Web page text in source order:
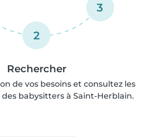
2
3
Rechercher
de vos besoins et consultez les
babysitters à Saint-Herblain.